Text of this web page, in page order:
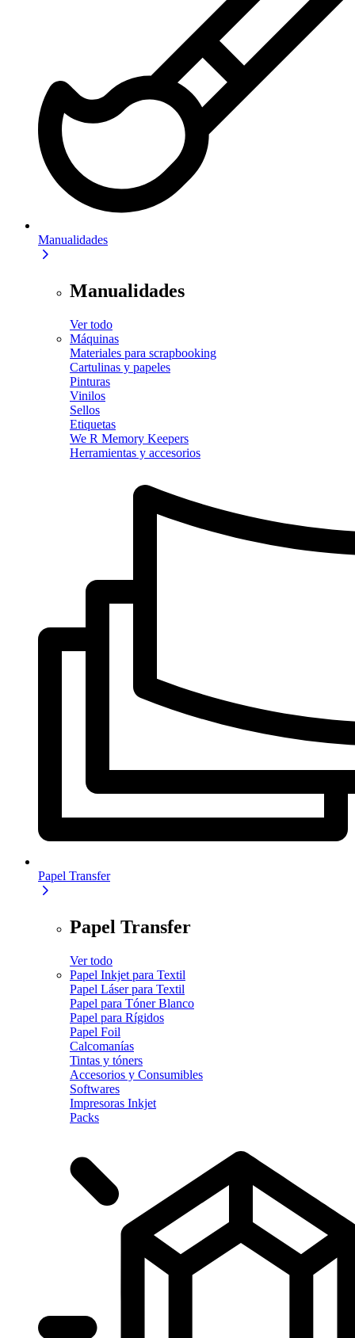
Manualidades
Manualidades
Ver todo
Máquinas
Materiales para scrapbooking
Cartulinas y papeles
Pinturas
Vinilos
Sellos
Etiquetas
We R Memory Keepers
Herramientas y accesorios
Papel Transfer
Papel Transfer
Ver todo
Papel Inkjet para Textil
Papel Láser para Textil
Papel para Tóner Blanco
Papel para Rígidos
Papel Foil
Calcomanías
Tintas y tóners
Accesorios y Consumibles
Softwares
Impresoras Inkjet
Packs